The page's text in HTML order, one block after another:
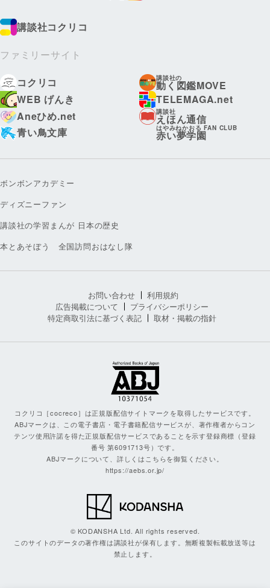
講談社コクリコ
ファミリーサイト
コクリコ
講談社の
動く図鑑MOVE
WEB げんき
TELEMAGA.net
Aneひめ.net
講談社
えほん通信
青い鳥文庫
はやみねかおる FAN CLUB
赤い夢学園
ボンボンアカデミー
ディズニーファン
講談社の学習まんが 日本の歴史
本とあそぼう 全国訪問おはなし隊
お問い合わせ
利用規約
広告掲載について
プライバシーポリシー
特定商取引法に基づく表記
取材・掲載の指針
コクリコ［cocreco］は正規版配信サイトマークを取得したサービスです。
ABJマークは、この電子書店・電子書籍配信サービスが、著作権者からコン
テンツ使用許諾を得た正規版配信サービスであることを示す登録商標（登録
番号 第6091713号）です。
ABJマークについて、詳しくはこちらを御覧ください。
https://aebs.or.jp/
© KODANSHA Ltd. All rights reserved.
このサイトのデータの著作権は講談社が保有します。無断複製転載放送等は
禁止します。